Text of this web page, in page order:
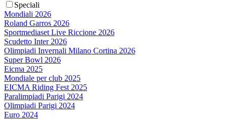
Speciali
Mondiali 2026
Roland Garros 2026
Sportmediaset Live Riccione 2026
Scudetto Inter 2026
Olimpiadi Invernali Milano Cortina 2026
Super Bowl 2026
Eicma 2025
Mondiale per club 2025
EICMA Riding Fest 2025
Paralimpiadi Parigi 2024
Olimpiadi Parigi 2024
Euro 2024